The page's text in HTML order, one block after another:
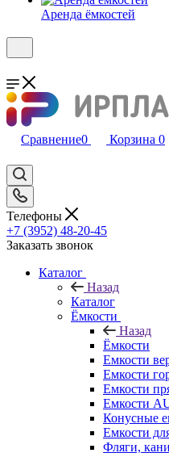
Аренда ёмкостей
Сравнение0 Корзина 0
Телефоны
+7 (3952) 48-20-45
Заказать звонок
Каталог
Назад
Каталог
Ёмкости
Назад
Ёмкости
Емкости
Емкости
Емкости
Емкости
Конусные
Емкости
Фляги,